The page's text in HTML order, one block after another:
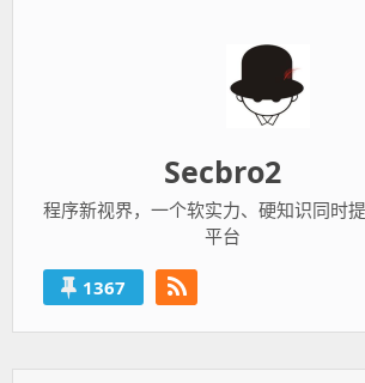
Secbro2
程序新视界，一个软实力、硬知识同时
平台
1367